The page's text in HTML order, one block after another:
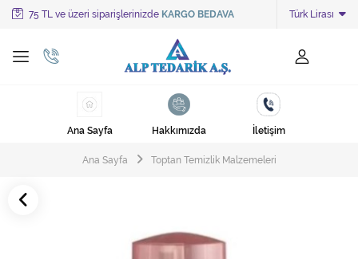
75 TL ve üzeri siparişlerinizde KARGO BEDAVA Türk Lirası
Tüm Kategoriler
Ayakkabı Cila Makineleri
Cila Makineleri
Çöp Torbaları
Ana Sayfa Hakkımızda İletişim
Ana Sayfa Toptan Temizlik Malzemeleri